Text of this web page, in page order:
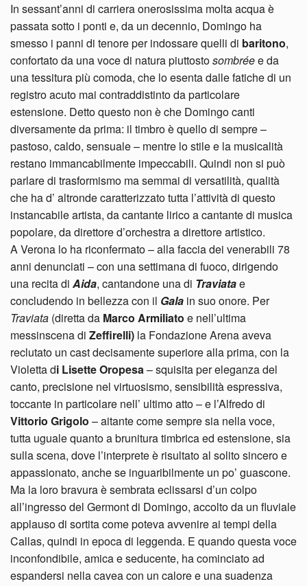
In sessant’anni di carriera onerosissima molta acqua è
passata sotto i ponti e, da un decennio, Domingo ha
smesso i panni di tenore per indossare quelli di baritono,
confortato da una voce di natura piuttostosombréee da
una tessitura più comoda, che lo esenta dalle fatiche di un
registro acuto mai contraddistinto da particolare
estensione. Detto questo non è che Domingo canti
diversamente da prima: il timbro è quello di sempre –
pastoso, caldo, sensuale – mentre lo stile e la musicalità
restano immancabilmente impeccabili. Quindi non si può
parlare di trasformismo ma semmai di versatilità, qualità
che ha d’ altronde caratterizzato tutta l’attività di questo
instancabile artista, da cantante lirico a cantante di musica
popolare, da direttore d’orchestra a direttore artistico.
A Verona lo ha riconfermato – alla faccia dei venerabili 78
anni denunciati – con una settimana di fuoco, dirigendo
una recita di Aida, cantandone una di Traviatae
concludendo in bellezza con il Gala in suo onore. Per
Traviata (diretta da Marco Armiliato e nell’ultima
messinscena di Zeffirelli) la Fondazione Arena aveva
reclutato un cast decisamente superiore alla prima, con la
Violetta di Lisette Oropesa– squisita per eleganza del
canto, precisione nel virtuosismo, sensibilità espressiva,
toccante in particolare nell’ ultimo atto – e l’Alfredo di
Vittorio Grigolo – aitante come sempre sia nella voce,
tutta uguale quanto a brunitura timbrica ed estensione, sia
sulla scena, dove l’interprete è risultato al solito sincero e
appassionato, anche se inguaribilmente un po’ guascone.
Ma la loro bravura è sembrata eclissarsi d’un colpo
all’ingresso del Germont di Domingo, accolto da un fluviale
applauso di sortita come poteva avvenire ai tempi della
Callas, quindi in epoca di leggenda. E quando questa voce
inconfondibile, amica e seducente, ha cominciato ad
espandersi nella cavea con un calore e una suadenza